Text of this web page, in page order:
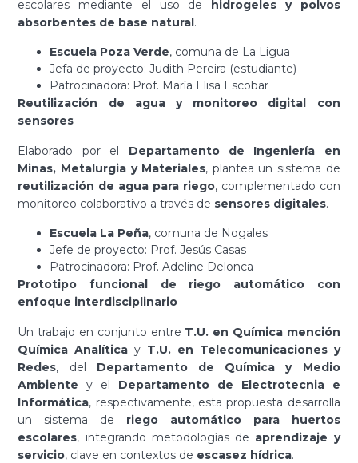
escolares mediante el uso de hidrogeles y polvos
absorbentes de base natural.
Escuela Poza Verde, comuna de La Ligua
Jefa de proyecto: Judith Pereira (estudiante)
Patrocinadora: Prof. María Elisa Escobar
Reutilización de agua y monitoreo digital con
sensores
Elaborado por el Departamento de Ingeniería en
Minas, Metalurgia y Materiales, plantea un sistema de
reutilización de agua para riego, complementado con
monitoreo colaborativo a través de sensores digitales.
Escuela La Peña, comuna de Nogales
Jefe de proyecto: Prof. Jesús Casas
Patrocinadora: Prof. Adeline Delonca
Prototipo funcional de riego automático con
enfoque interdisciplinario
Un trabajo en conjunto entre T.U. en Química mención
Química Analítica y T.U. en Telecomunicaciones y
Redes, del Departamento de Química y Medio
Ambiente y el Departamento de Electrotecnia e
Informática, respectivamente, esta propuesta desarrolla
un sistema de riego automático para huertos
escolares, integrando metodologías de aprendizaje y
servicio, clave en contextos de escasez hídrica.